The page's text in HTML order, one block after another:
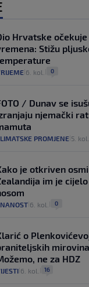
Hrvatske
Stižu
6. kol. 0
/ Dunav se
njemački
PROMJENE 5. kol.
je otkriven
im je
6. kol. 0
o
ne za HDZ
6. kol. 16